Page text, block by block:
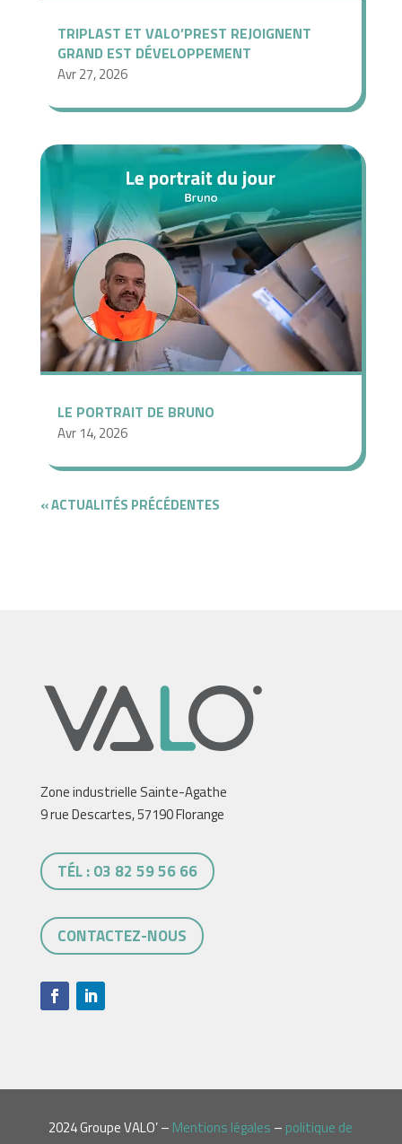
TRIPLAST ET VALO’PREST REJOIGNENT
GRAND EST DÉVELOPPEMENT
Avr 27, 2026
LE PORTRAIT DE BRUNO
Avr 14, 2026
Zone industrielle Sainte-Agathe
9 rue Descartes, 57190 Florange
TÉL : 03 82 59 56 66
CONTACTEZ-NOUS
2024 Groupe VALO’ – Mentions légales – politique de